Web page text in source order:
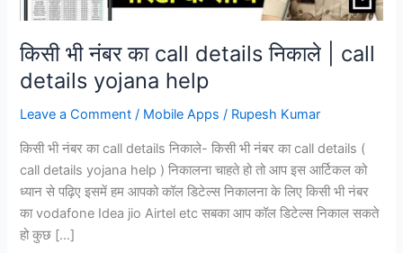
किसी भी नंबर का call details निकाले | call
details yojana help
Leave a Comment / Mobile Apps / Rupesh Kumar
किसी भी नंबर का call details निकाले- किसी भी नंबर का call details (
call details yojana help ) निकालना चाहते हो तो आप इस आर्टिकल को
ध्यान से पढ़िए इसमें हम आपको कॉल डिटेल्स निकालना के लिए किसी भी नंबर
का vodafone Idea jio Airtel etc सबका आप कॉल डिटेल्स निकाल सकते
हो कुछ […]